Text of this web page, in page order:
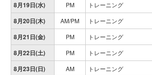
8月19日(水) PM トレーニング
8月20日(木) AM/PM トレーニング
8月21日(金) PM トレーニング
8月22日(土) PM トレーニング
8月23日(日) AM トレーニング